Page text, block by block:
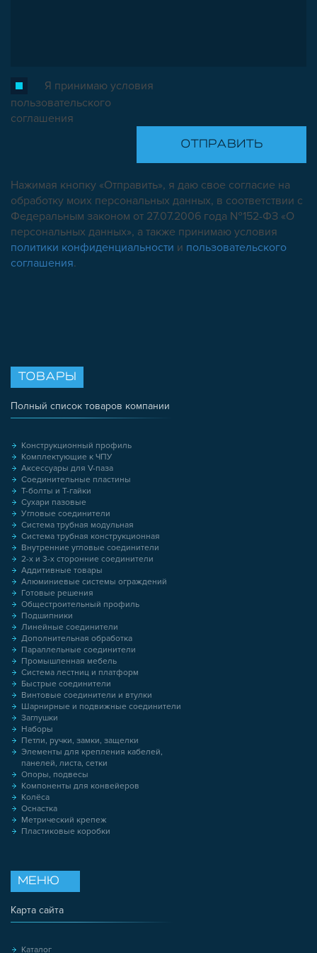
МЕТРИЧЕСКИЙ КРЕПЕЖ
ПЛАСТИКОВЫЕ КОРОБКИ
Я принимаю условия
пользовательского
соглашения
Нажимая кнопку «Отправить», я даю свое согласие на
обработку моих персональных данных, в соответствии с
Федеральным законом от 27.07.2006 года №152-ФЗ «О
персональных данных», а также принимаю условия
политики конфиденциальности и пользовательского
соглашения.
ТОВАРЫ
Полный список товаров компании
Конструкционный профиль
Комплектующие к ЧПУ
Аксессуары для V-паза
Соединительные пластины
Т-болты и Т-гайки
Сухари пазовые
Угловые соединители
Система трубная модульная
Система трубная конструкционная
Внутренние угловые соединители
2-х и 3-х сторонние соединители
Аддитивные товары
Алюминиевые системы ограждений
Готовые решения
Общестроительный профиль
Подшипники
Линейные соединители
Дополнительная обработка
Параллельные соединители
Промышленная мебель
Система лестниц и платформ
Быстрые соединители
Винтовые соединители и втулки
Шарнирные и подвижные соединители
Заглушки
Наборы
Петли, ручки, замки, защелки
Элементы для крепления кабелей,
панелей, листа, сетки
Опоры, подвесы
Компоненты для конвейеров
Колёса
Оснастка
Метрический крепеж
Пластиковые коробки
МЕНЮ
Карта сайта
Каталог